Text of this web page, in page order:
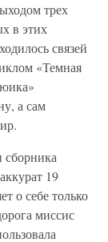
трех
в этих
связей
«Темная
а сам
19
о себе только
миссис